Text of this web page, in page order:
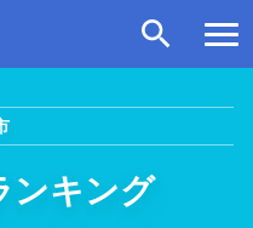
ンキング